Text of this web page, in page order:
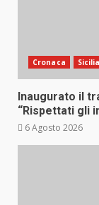
Cronaca Sicilia
Inaugurato il
“Rispettati gli
6 Agosto 2026